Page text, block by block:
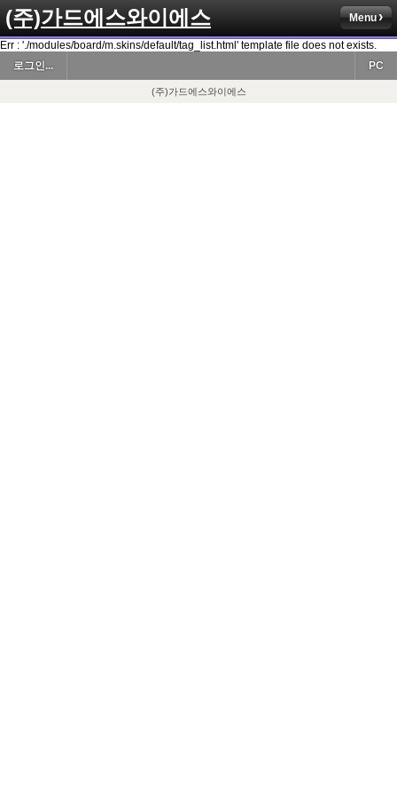
(주)가드에스와이에스 Menu
Err : './modules/board/m.skins/default/tag_list.html' template file does not exists.
로그인...
PC
(주)가드에스와이에스